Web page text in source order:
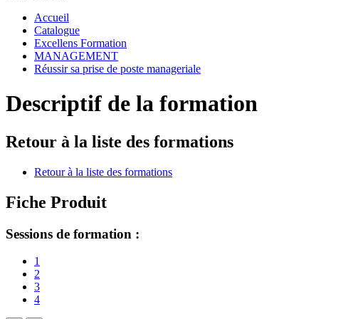
Accueil
Catalogue
Excellens Formation
MANAGEMENT
Réussir sa prise de poste manageriale
Descriptif de la formation
Retour à la liste des formations
Retour à la liste des formations
Fiche Produit
Sessions de formation :
1
2
3
4